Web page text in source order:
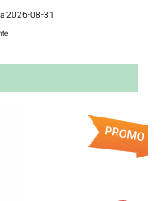
2026-08-31
PROMO